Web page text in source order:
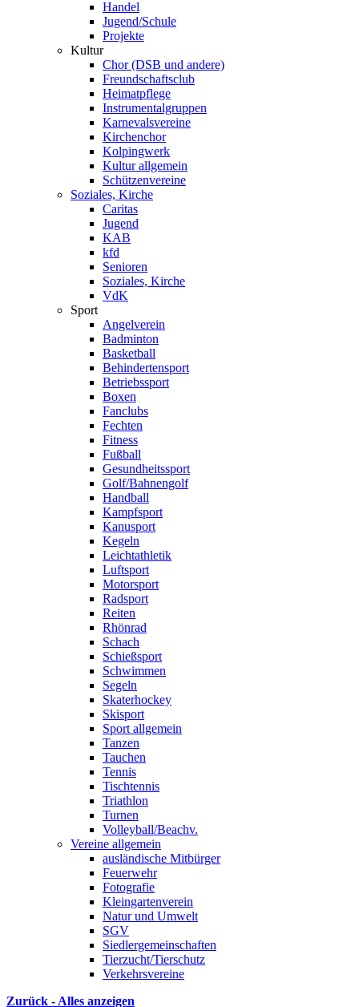
Handel
Jugend/Schule
Projekte
Kultur
Chor (DSB und andere)
Freundschaftsclub
Heimatpflege
Instrumentalgruppen
Karnevalsvereine
Kirchenchor
Kolpingwerk
Kultur allgemein
Schützenvereine
Soziales, Kirche
Caritas
Jugend
KAB
kfd
Senioren
Soziales, Kirche
VdK
Sport
Angelverein
Badminton
Basketball
Behindertensport
Betriebssport
Boxen
Fanclubs
Fechten
Fitness
Fußball
Gesundheitssport
Golf/Bahnengolf
Handball
Kampfsport
Kanusport
Kegeln
Leichtathletik
Luftsport
Motorsport
Radsport
Reiten
Rhönrad
Schach
Schießsport
Schwimmen
Segeln
Skaterhockey
Skisport
Sport allgemein
Tanzen
Tauchen
Tennis
Tischtennis
Triathlon
Turnen
Volleyball/Beachv.
Vereine allgemein
ausländische Mitbürger
Feuerwehr
Fotografie
Kleingartenverein
Natur und Umwelt
SGV
Siedlergemeinschaften
Tierzucht/Tierschutz
Verkehrsvereine
Zurück - Alles anzeigen